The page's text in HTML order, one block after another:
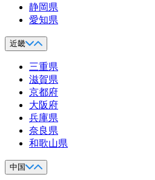
静岡県
愛知県
近畿
三重県
滋賀県
京都府
大阪府
兵庫県
奈良県
和歌山県
中国